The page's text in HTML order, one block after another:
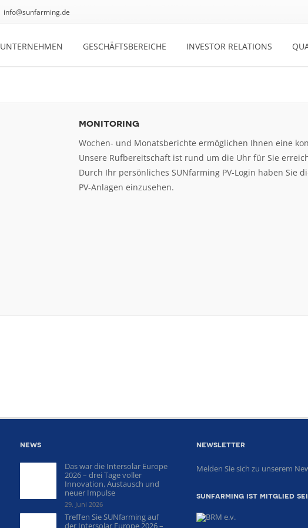
info@sunfarming.de
UNTERNEHMEN GESCHÄFTSBEREICHE INVESTOR RELATIONS
monitoring
Wochen- und Monatsberichte ermöglichen Ihnen eine
Unsere Rufbereitschaft ist rund um die Uhr für Sie
Durch Ihr persönliches SUNfarming PV-Login haben
PV-Anlagen einzusehen.
news
Das war die Intersolar Europe
2026 – drei Tage voller
Innovation, Austausch und
neuer Impulse
29. Juni 2026
Treffen Sie SUNfarming auf
der Intersolar Europe 2026 –
newsletter
Melden Sie sich zu unserem
sunfarming ist mitglied